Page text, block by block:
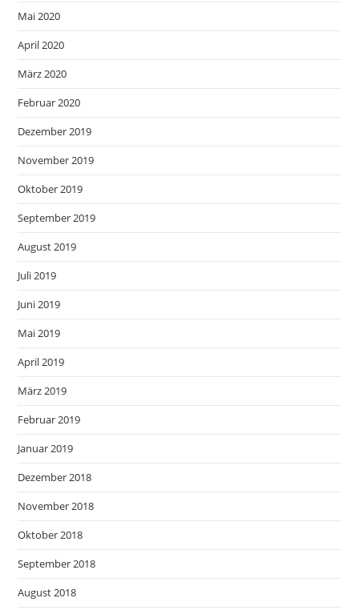
Mai 2020
April 2020
März 2020
Februar 2020
Dezember 2019
November 2019
Oktober 2019
September 2019
August 2019
Juli 2019
Juni 2019
Mai 2019
April 2019
März 2019
Februar 2019
Januar 2019
Dezember 2018
November 2018
Oktober 2018
September 2018
August 2018